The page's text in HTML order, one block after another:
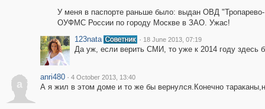
У меня в паспорте раньше было: выдан ОВД
ОУФМС России по городу Москве в ЗАО. Ужас!
123nata
· 18 June 2013, 07:19
Да уж, если верить СМИ, то уже к 2014 году здесь
a
anri480 · 4 October 2013, 13:40
А я жил в этом доме и то же бы вернулся.Конечно